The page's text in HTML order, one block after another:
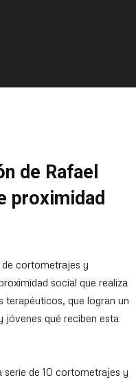
de Rafael
proximidad
de cortometrajes y
social que realiza
terapéuticos, que logran un
jóvenes qué reciben esta
serie de 10 cortometrajes y